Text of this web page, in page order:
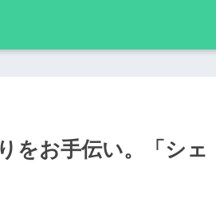
をお手伝い。「シェ